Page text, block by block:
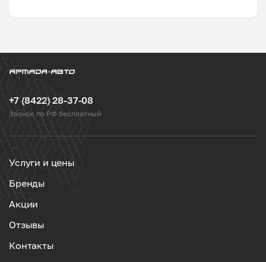
+7 (8422) 28-37-08
Звонок по РФ бесплатный
Услуги и цены
Бренды
Акции
Отзывы
Контакты